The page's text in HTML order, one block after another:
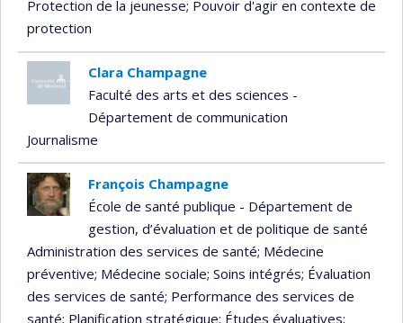
Protection de la jeunesse; Pouvoir d'agir en contexte de
protection
Clara Champagne
Faculté des arts et des sciences -
Département de communication
Journalisme
François Champagne
École de santé publique - Département de
gestion, d’évaluation et de politique de santé
Administration des services de santé; Médecine
préventive; Médecine sociale; Soins intégrés; Évaluation
des services de santé; Performance des services de
santé; Planification stratégique; Études évaluatives;